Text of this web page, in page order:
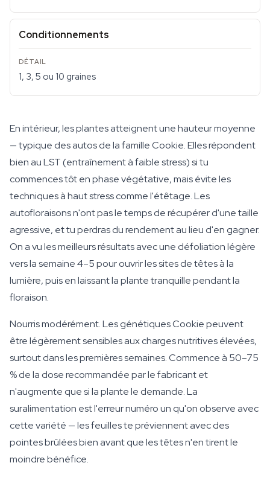
Conditionnements
1, 3, 5 ou 10 graines
En intérieur, les plantes atteignent une hauteur moyenne
— typique des autos de la famille Cookie. Elles répondent
bien au LST (entraînement à faible stress) si tu
commences tôt en phase végétative, mais évite les
techniques à haut stress comme l'étêtage. Les
autofloraisons n'ont pas le temps de récupérer d'une taille
agressive, et tu perdras du rendement au lieu d'en gagner.
On a vu les meilleurs résultats avec une défoliation légère
vers la semaine 4–5 pour ouvrir les sites de têtes à la
lumière, puis en laissant la plante tranquille pendant la
floraison.
Nourris modérément. Les génétiques Cookie peuvent
être légèrement sensibles aux charges nutritives élevées,
surtout dans les premières semaines. Commence à 50–75
% de la dose recommandée par le fabricant et
n'augmente que si la plante le demande. La
suralimentation est l'erreur numéro un qu'on observe avec
cette variété — les feuilles te préviennent avec des
pointes brûlées bien avant que les têtes n'en tirent le
moindre bénéfice.